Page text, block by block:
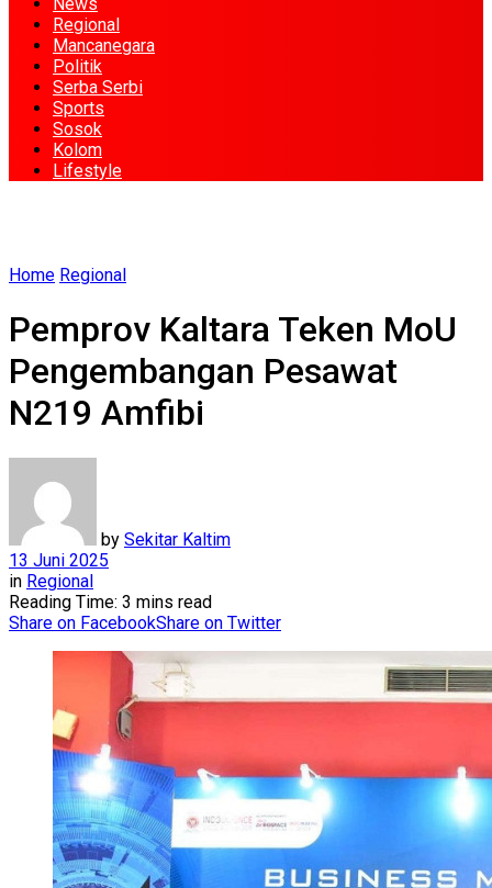
Regional
Mancanegara
Politik
Serba Serbi
Sports
Sosok
Kolom
Lifestyle
Home Regional
Pemprov Kaltara Teken MoU
Pengembangan Pesawat
N219 Amfibi
by Sekitar Kaltim
13 Juni 2025
in Regional
Reading Time: 3 mins read
Share on FacebookShare on Twitter